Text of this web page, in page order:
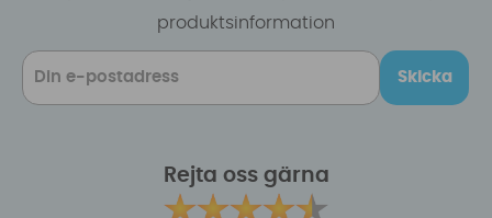
produktsinformation
Skicka
Rejta oss gärna